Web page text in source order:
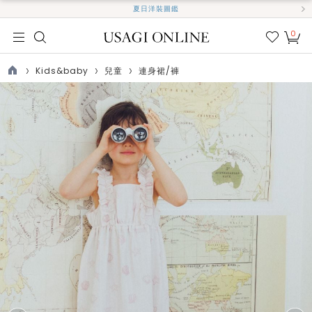
夏日洋裝圖鑑
我的
0
TOP
Kids&baby 兒童 連身裙/褲